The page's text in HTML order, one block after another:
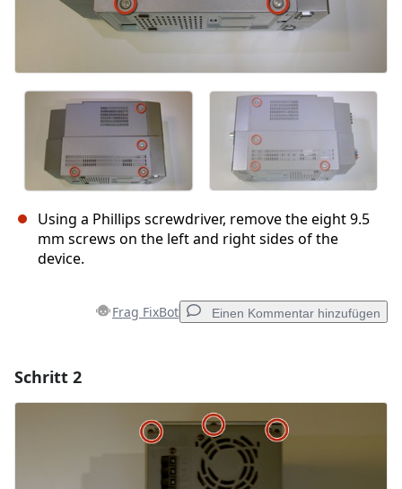
Using a Phillips screwdriver, remove the eight 9.5
mm screws on the left and right sides of the
device.
Frag FixBot Einen Kommentar hinzufügen
Kommentar hinzufügen
Schritt 2